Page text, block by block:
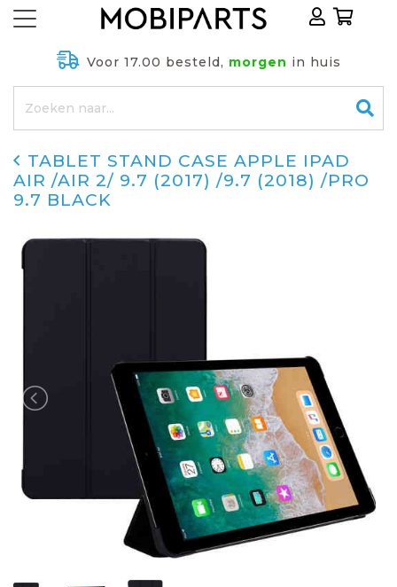
Voor 17.00 besteld, morgen in huis
TABLET STAND CASE APPLE IPAD
AIR /AIR 2/ 9.7 (2017) /9.7 (2018) /PRO
9.7 BLACK